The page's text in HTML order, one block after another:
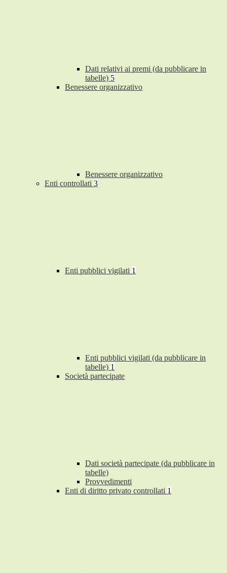
Dati relativi ai premi (da pubblicare in
tabelle) 5
Benessere organizzativo
Benessere organizzativo
Enti controllati 3
Enti pubblici vigilati 1
Enti pubblici vigilati (da pubblicare in
tabelle) 1
Società partecipate
Dati società partecipate (da pubblicare in
tabelle)
Provvedimenti
Enti di diritto privato controllati 1